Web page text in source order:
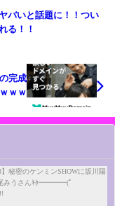
バいと話題に！！つい
る！！
完成
ｗｗ